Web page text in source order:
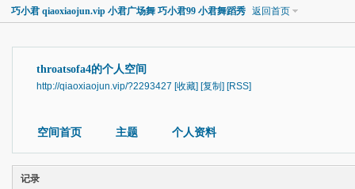
巧小君 qiaoxiaojun.vip 小君广场舞 巧小君99 小君舞蹈秀 返回首页
throatsofa4的个人空间
http://qiaoxiaojun.vip/?2293427 [收藏] [复制] [RSS]
空间首页 主题 个人资料
记录